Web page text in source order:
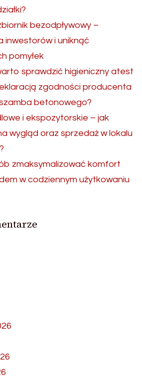
bezodpływowy –
inwestorów i uniknąć
pomyłek
sprawdzić higieniczny atest
zgodności producenta
betonowego?
i ekspozytorskie – jak
wygląd oraz sprzedaż w lokalu
zmaksymalizować komfort
w codziennym użytkowaniu